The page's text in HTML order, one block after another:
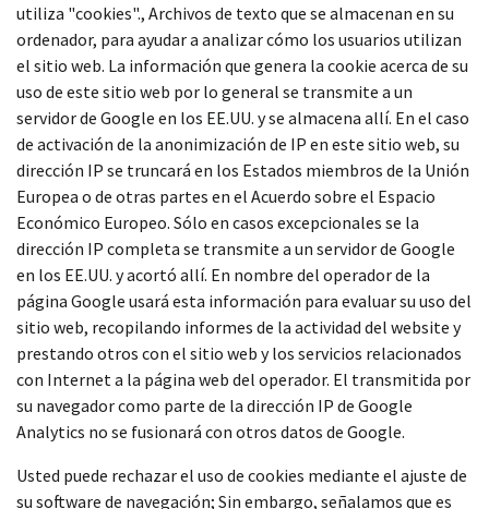
utiliza "cookies"., Archivos de texto que se almacenan en su
ordenador, para ayudar a analizar cómo los usuarios utilizan
el sitio web. La información que genera la cookie acerca de su
uso de este sitio web por lo general se transmite a un
servidor de Google en los EE.UU. y se almacena allí. En el caso
de activación de la anonimización de IP en este sitio web, su
dirección IP se truncará en los Estados miembros de la Unión
Europea o de otras partes en el Acuerdo sobre el Espacio
Económico Europeo. Sólo en casos excepcionales se la
dirección IP completa se transmite a un servidor de Google
en los EE.UU. y acortó allí. En nombre del operador de la
página Google usará esta información para evaluar su uso del
sitio web, recopilando informes de la actividad del website y
prestando otros con el sitio web y los servicios relacionados
con Internet a la página web del operador. El transmitida por
su navegador como parte de la dirección IP de Google
Analytics no se fusionará con otros datos de Google.
Usted puede rechazar el uso de cookies mediante el ajuste de
su software de navegación; Sin embargo, señalamos que es